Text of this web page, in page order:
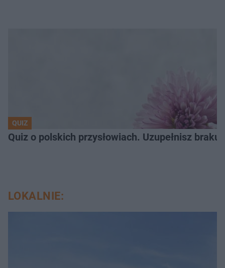
QUIZ
Quiz o polskich przysłowiach. Uzupełnisz
LOKALNIE: